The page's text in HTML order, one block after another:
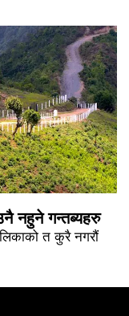
नहुने गन्तब्यहरु
त कुरै नगरौं